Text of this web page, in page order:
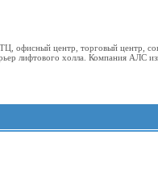
офисный центр, торговый центр,
лифтового холла. Компания АЛС